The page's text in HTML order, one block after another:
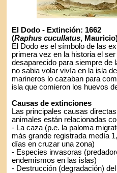
El Dodo - Extinción: 1662
(Raphus cucullatus,
El Dodo es el símbolo de las
primera vez en la historia el
desaparecido para siempre de
no sabia volar vivía en la isla
marineros lo cazaban para
isla que comieron los huevos
Causas de extinciones
Las principales causas
animales están relacionadas
- La caza (p.e. la paloma
más grande registrada medía
días en cruzar una zona)
- Especies invasoras
endemismos en las islas)
- Destrucción (degradación)